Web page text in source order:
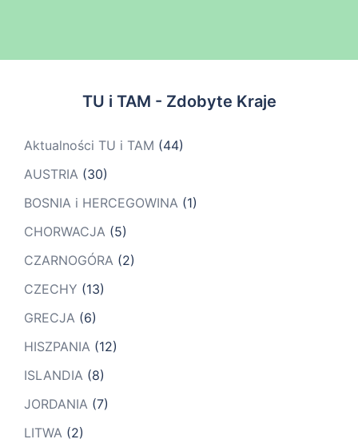
TU i TAM - Zdobyte Kraje
Aktualności TU i TAM (44)
AUSTRIA (30)
BOSNIA i HERCEGOWINA (1)
CHORWACJA (5)
CZARNOGÓRA (2)
CZECHY (13)
GRECJA (6)
HISZPANIA (12)
ISLANDIA (8)
JORDANIA (7)
LITWA (2)